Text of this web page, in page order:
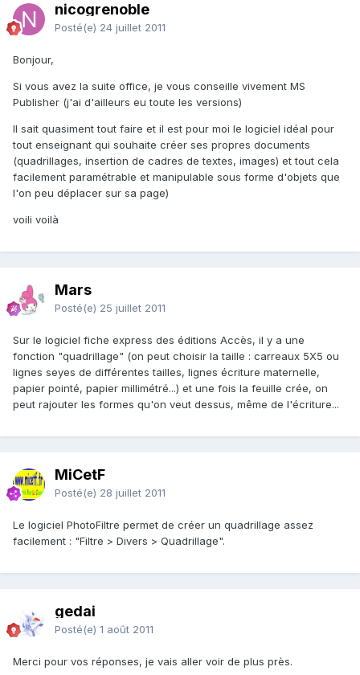
nicogrenoble
Posté(e) 24 juillet 2011
Bonjour,
Si vous avez la suite office, je vous conseille vivement MS
Publisher (j'ai d'ailleurs eu toute les versions)
Il sait quasiment tout faire et il est pour moi le logiciel idéal pour
tout enseignant qui souhaite créer ses propres documents
(quadrillages, insertion de cadres de textes, images) et tout cela
facilement paramétrable et manipulable sous forme d'objets que
l'on peu déplacer sur sa page)
voili voilà
Mars
Posté(e) 25 juillet 2011
Sur le logiciel fiche express des éditions Accès, il y a une
fonction "quadrillage" (on peut choisir la taille : carreaux 5X5 ou
lignes seyes de différentes tailles, lignes écriture maternelle,
papier pointé, papier millimétré...) et une fois la feuille crée, on
peut rajouter les formes qu'on veut dessus, même de l'écriture...
MiCetF
Posté(e) 28 juillet 2011
Le logiciel PhotoFiltre permet de créer un quadrillage assez
facilement : "Filtre > Divers > Quadrillage".
gedai
Posté(e) 1 août 2011
Merci pour vos réponses, je vais aller voir de plus près.